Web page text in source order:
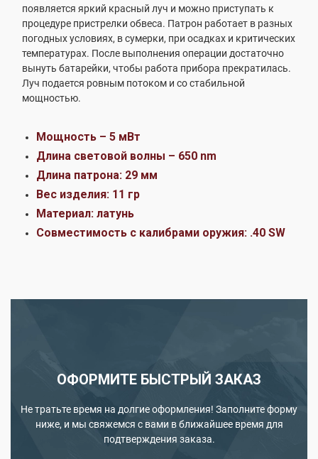
появляется яркий красный луч и можно приступать к
процедуре пристрелки обвеса. Патрон работает в разных
погодных условиях, в сумерки, при осадках и критических
температурах. После выполнения операции достаточно
вынуть батарейки, чтобы работа прибора прекратилась.
Луч подается ровным потоком и со стабильной
мощностью.
Мощность – 5 мВт
Длина световой волны – 650 nm
Длина патрона: 29 мм
Вес изделия: 11 гр
Материал: латунь
Совместимость с калибрами оружия: .40 SW
ОФОРМИТЕ БЫСТРЫЙ ЗАКАЗ
Не тратьте время на долгие оформления! Заполните форму
ниже, и мы свяжемся с вами в ближайшее время для
подтверждения заказа.